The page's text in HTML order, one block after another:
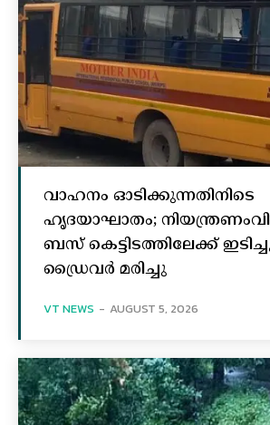
വാഹനം ഓടിക്കുന്നതിനിടെ
ഹൃദയാഘാതം;
ബസ് കെട്ടിടത്തിലേക്ക്
ഡ്രൈവർ മരിച്ചു
VT NEWS - AUGUST 5, 2026